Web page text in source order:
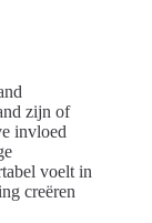
zijn of
invloed
voelt in
creëren